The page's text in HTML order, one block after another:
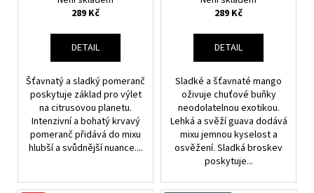
Mandarinka, Chladivá
289 Kč
DETAIL
Šťavnatý a sladký pomeranč
poskytuje základ pro výlet
na citrusovou planetu.
Intenzivní a bohatý krvavý
pomeranč přidává do mixu
hlubší a svůdnější nuance....
Guava, Broskev, Dračí
(ICE)
289 Kč
DETAIL
Sladké a šťavnaté mango
oživuje chuťové buňky
neodolatelnou exotikou.
Lehká a svěží guava dodává
mixu jemnou kyselost a
osvěžení. Sladká broskev
poskytuje...